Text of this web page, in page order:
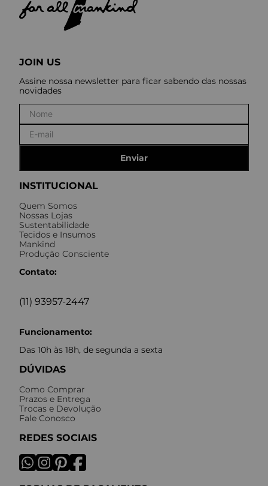
INSTITUCIONAL
Quem Somos
Nossas Lojas
Sustentabilidade
Tecidos e Insumos
Mankind
Produção Consciente
Contato:
(11) 93957-2447
Funcionamento:
Das 10h às 18h, de segunda a sexta
DÚVIDAS
Como Comprar
Prazos e Entrega
Trocas e Devolução
Fale Conosco
REDES SOCIAIS
JOIN US
Assine nossa newsletter para ficar sabendo das nossas
novidades
Enviar